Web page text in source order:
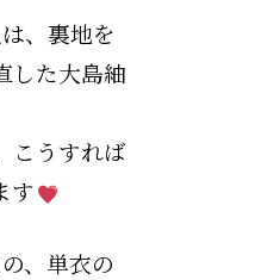
、裏地を
した大島紬
こうすれば
す
、単衣の